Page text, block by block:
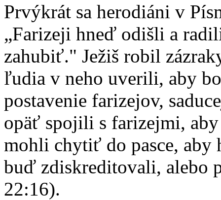
Prvýkrát sa herodiáni v
„Farizeji hneď odišli a
zahubiť." Ježiš robil
ľudia v neho uverili, aby
postavenie farizejov,
opäť spojili s farizejmi,
mohli chytiť do pasce, aby
buď zdiskreditovali, alebo
22:16).